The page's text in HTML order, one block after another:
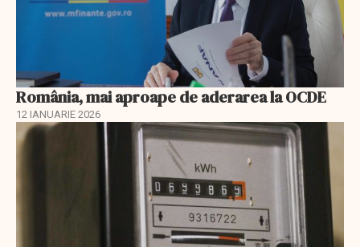
România, mai aproape de aderarea la OCDE
12 IANUARIE 2026
EXCLUSIV